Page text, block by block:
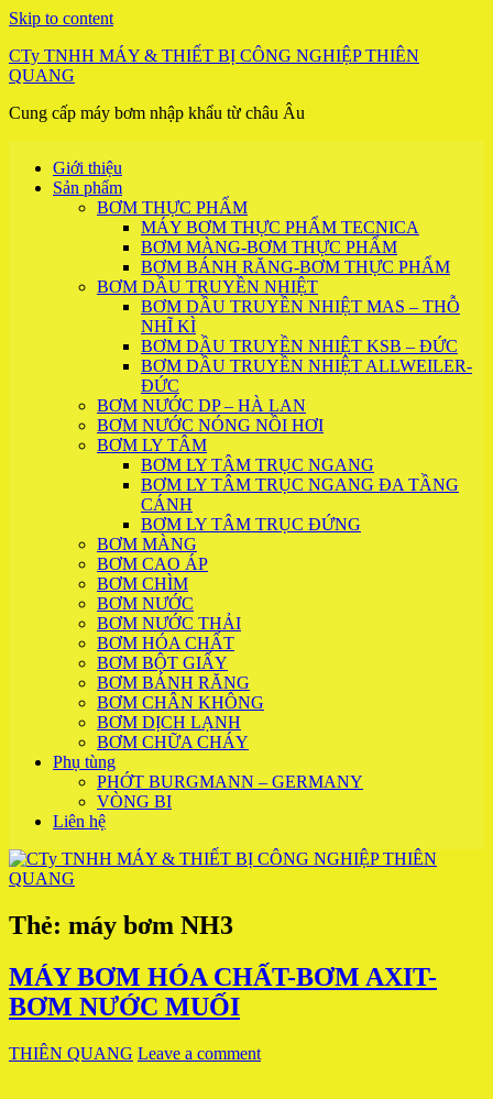
Skip to content
CTy TNHH MÁY & THIẾT BỊ CÔNG NGHIỆP THIÊN
QUANG
Cung cấp máy bơm nhập khẩu từ châu Âu
Giới thiệu
Sản phẩm
BƠM THỰC PHẨM
MÁY BƠM THỰC PHẨM TECNICA
BƠM MÀNG-BƠM THỰC PHẨM
BƠM BÁNH RĂNG-BƠM THỰC PHẨM
BƠM DẦU TRUYỀN NHIỆT
BƠM DẦU TRUYỀN NHIỆT MAS – THỖ
NHĨ KÌ
BƠM DẦU TRUYỀN NHIỆT KSB – ĐỨC
BƠM DẦU TRUYỀN NHIỆT ALLWEILER-
ĐỨC
BƠM NƯỚC DP – HÀ LAN
BƠM NƯỚC NÓNG NỒI HƠI
BƠM LY TÂM
BƠM LY TÂM TRỤC NGANG
BƠM LY TÂM TRỤC NGANG ĐA TẦNG
CÁNH
BƠM LY TÂM TRỤC ĐỨNG
BƠM MÀNG
BƠM CAO ÁP
BƠM CHÌM
BƠM NƯỚC
BƠM NƯỚC THẢI
BƠM HÓA CHẤT
BƠM BỘT GIẤY
BƠM BÁNH RĂNG
BƠM CHÂN KHÔNG
BƠM DỊCH LẠNH
BƠM CHỮA CHÁY
Phụ tùng
PHỚT BURGMANN – GERMANY
VÒNG BI
Liên hệ
Thẻ: máy bơm NH3
MÁY BƠM HÓA CHẤT-BƠM AXIT-
BƠM NƯỚC MUỐI
THIÊN QUANG Leave a comment